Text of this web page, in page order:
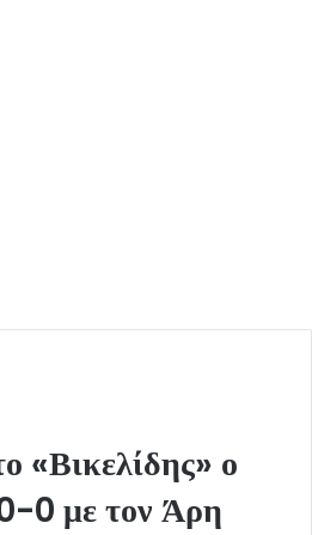
«Βικελίδης» ο
0 με τον Άρη